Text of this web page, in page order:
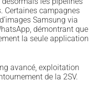
Certaines campagnes
Samsung via
démontrant que
la seule application
avancé, exploitation
de la 2SV.